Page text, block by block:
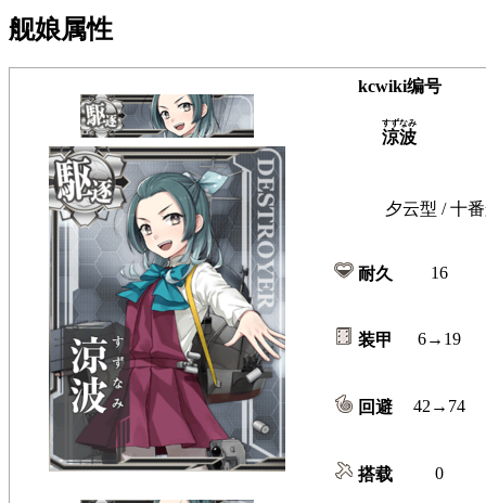
舰娘属性
kcwiki编号
涼波
すずなみ
夕云型 / 十
耐久 16
装甲 6→19
回避 42→74
搭载 0